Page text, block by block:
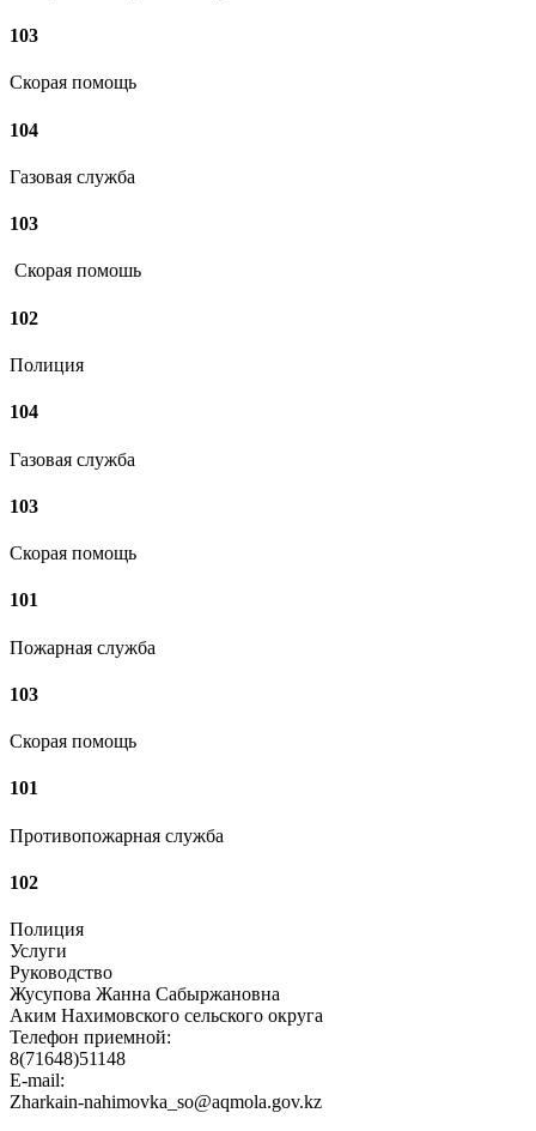
103
Скорая помощь
104
Газовая служба
103
Скорая помошь
102
Полиция
104
Газовая служба
103
Скорая помощь
101
Пожарная служба
103
Скорая помощь
101
Противопожарная служба
102
Полиция
Услуги
Руководство
Жусупова Жанна Сабыржановна
Аким Нахимовского сельского округа
Телефон приемной:
8(71648)51148
E-mail:
Zharkain-nahimovka_so@aqmola.gov.kz